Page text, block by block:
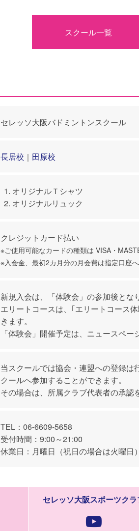
スクール一覧
セレッソ大阪バドミントンスクール
長居校 ｜ 田原校
オリジナルＴシャツ
オリジナルリュック
クレジットカード払い
※ご使用可能なカードの種類は VISA・
※入会金、最初2カ月分の月会費は指定口座へ
新規入会は、「体験会」の参加後とな
エリートコースは、｢エリートコース
きます。
「体験会」開催予定は、ニュースペー
当スクールでは協会・連盟への登録は
クールへ参加することができます。
その場合は、所属クラブ代表者の承認
TEL：06-6609-5658
受付時間：9:00～21:00
休業日：月曜日（祝日の場合は火曜日）
セレッソ大阪スポーツク